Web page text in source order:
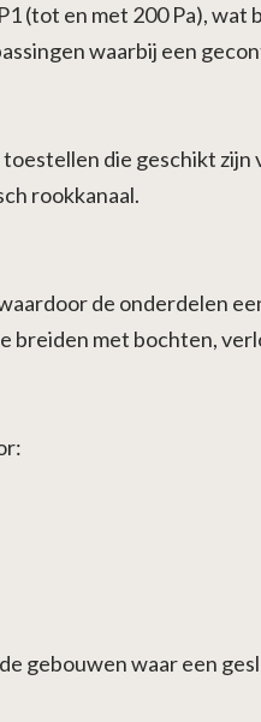
(tot en met 200 Pa),
waarbij een
die geschikt
rookkanaal.
de onderdelen
breiden met bochten,
gebouwen waar een